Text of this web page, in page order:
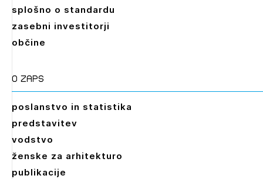
splošno o standardu
zasebni investitorji
občine
O zaps
poslanstvo in statistika
predstavitev
vodstvo
ženske za arhitekturo
publikacije